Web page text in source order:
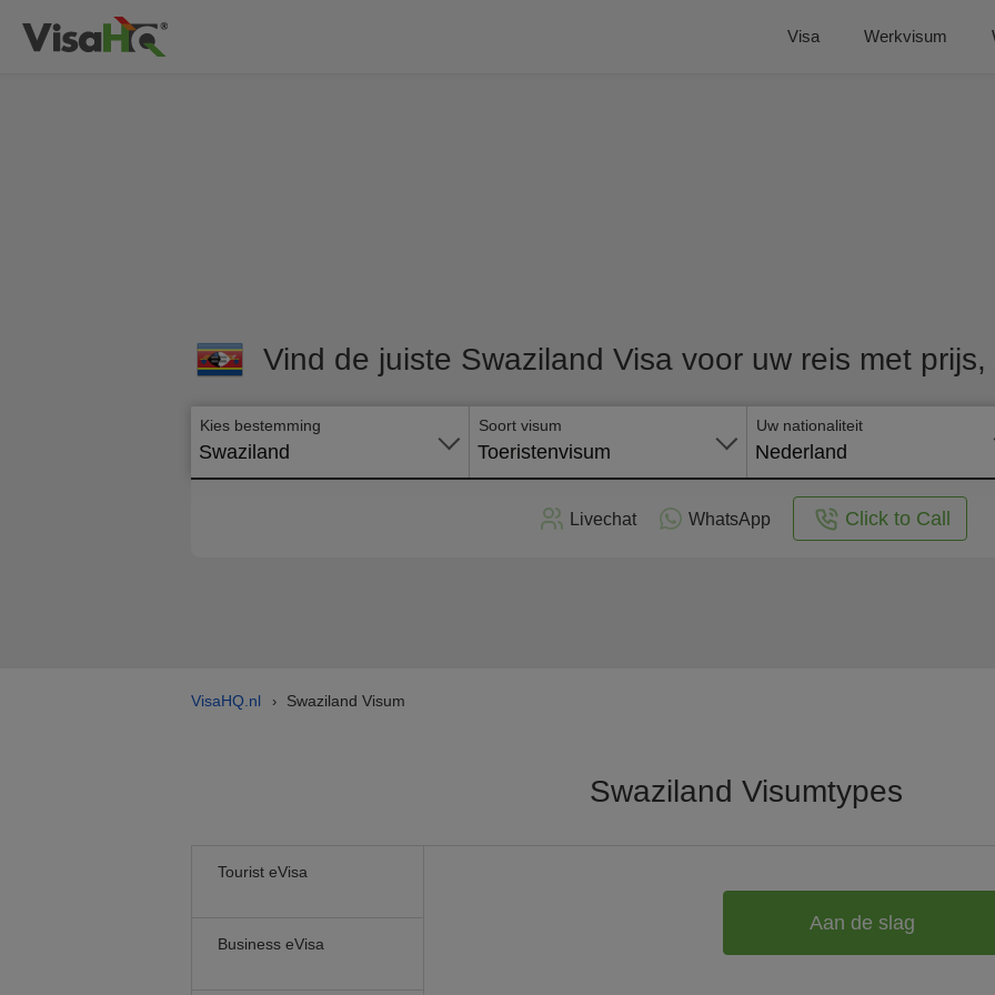
Visa Werkvisum
Vind de juiste Swaziland Visa voor uw reis met
Kies bestemming
Swaziland
Soort visum
Toeristenvisum
Uw nationaliteit
Nederland
Livechat WhatsApp Click to Call
VisaHQ.nl › Swaziland Visum
Swaziland Visumtypes
Tourist eVisa
Business eVisa
Aan de slag